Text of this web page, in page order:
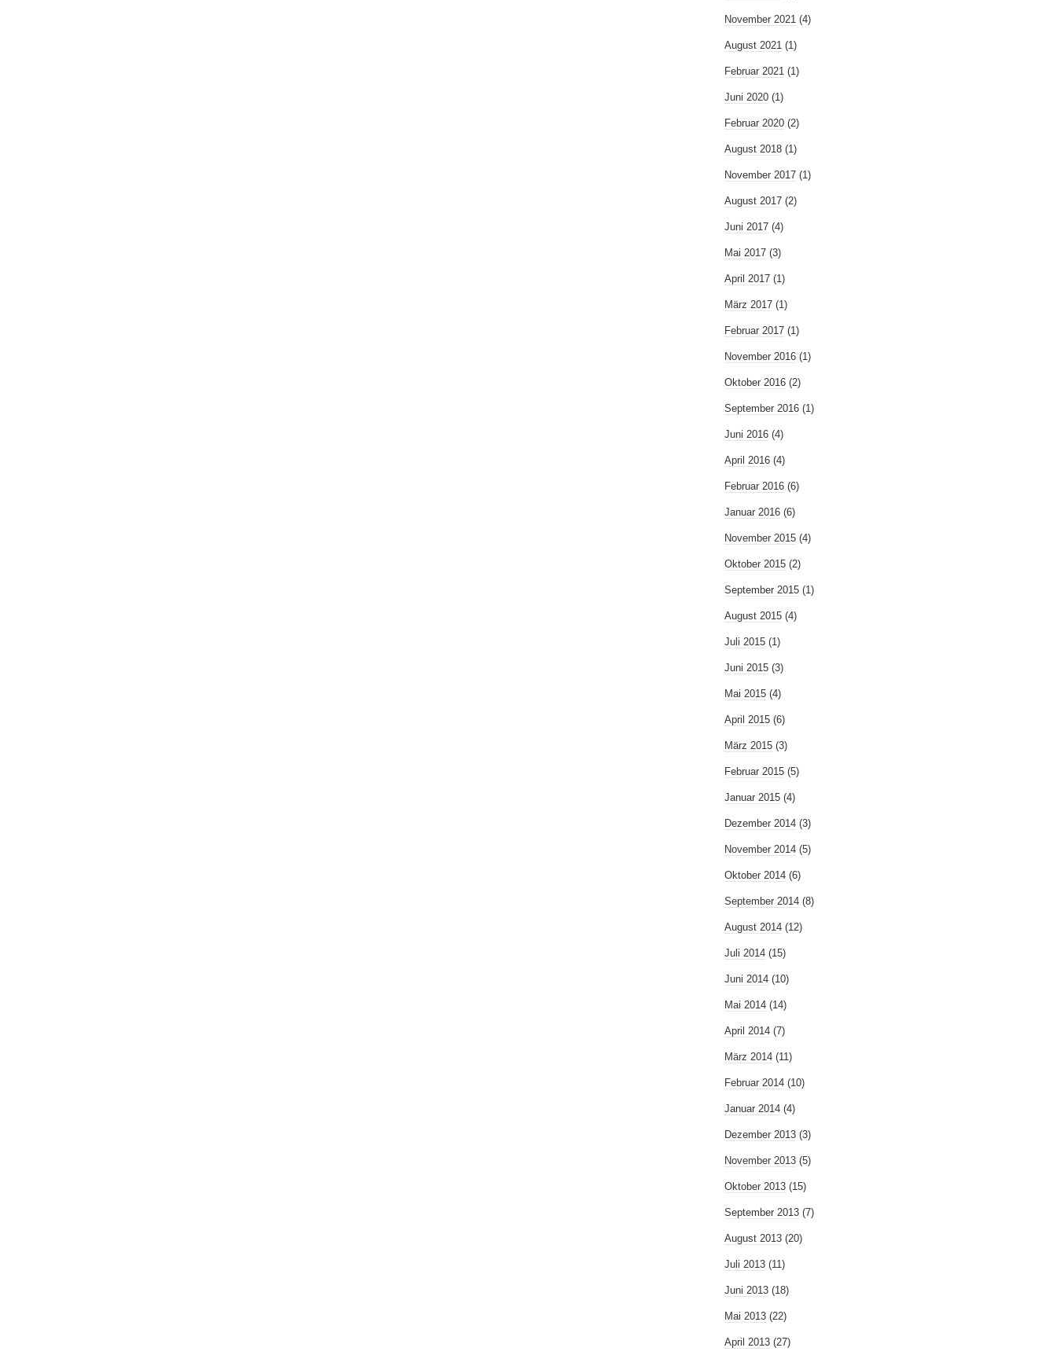
November 2021 (4)
August 2021 (1)
Februar 2021 (1)
Juni 2020 (1)
Februar 2020 (2)
August 2018 (1)
November 2017 (1)
August 2017 (2)
Juni 2017 (4)
Mai 2017 (3)
April 2017 (1)
März 2017 (1)
Februar 2017 (1)
November 2016 (1)
Oktober 2016 (2)
September 2016 (1)
Juni 2016 (4)
April 2016 (4)
Februar 2016 (6)
Januar 2016 (6)
November 2015 (4)
Oktober 2015 (2)
September 2015 (1)
August 2015 (4)
Juli 2015 (1)
Juni 2015 (3)
Mai 2015 (4)
April 2015 (6)
März 2015 (3)
Februar 2015 (5)
Januar 2015 (4)
Dezember 2014 (3)
November 2014 (5)
Oktober 2014 (6)
September 2014 (8)
August 2014 (12)
Juli 2014 (15)
Juni 2014 (10)
Mai 2014 (14)
April 2014 (7)
März 2014 (11)
Februar 2014 (10)
Januar 2014 (4)
Dezember 2013 (3)
November 2013 (5)
Oktober 2013 (15)
September 2013 (7)
August 2013 (20)
Juli 2013 (11)
Juni 2013 (18)
Mai 2013 (22)
April 2013 (27)